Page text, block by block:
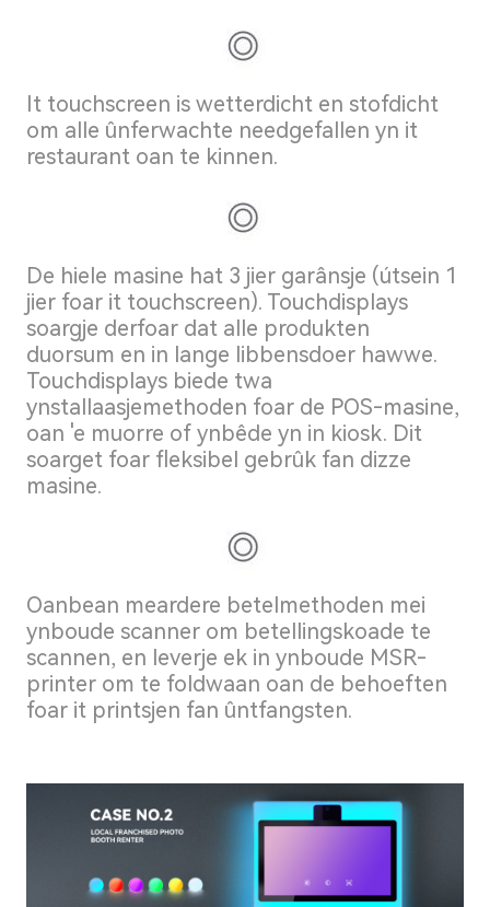
It touchscreen is wetterdicht en stofdicht
om alle ûnferwachte needgefallen yn it
restaurant oan te kinnen.
De hiele masine hat 3 jier garânsje (útsein 1
jier foar it touchscreen). Touchdisplays
soargje derfoar dat alle produkten
duorsum en in lange libbensdoer hawwe.
Touchdisplays biede twa
ynstallaasjemethoden foar de POS-masine,
oan 'e muorre of ynbêde yn in kiosk. Dit
soarget foar fleksibel gebrûk fan dizze
masine.
Oanbean meardere betelmethoden mei
ynboude scanner om betellingskoade te
scannen, en leverje ek in ynboude MSR-
printer om te foldwaan oan de behoeften
foar it printsjen fan ûntfangsten.